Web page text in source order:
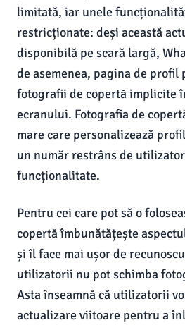
limitată, iar unele
restricționate: deși această
disponibilă pe scară largă,
de asemenea, pagina de profil
fotografii de copertă implicite
ecranului. Fotografia de
mare care personalizează
un număr restrâns de
funcționalitate.
Pentru cei care pot să o
copertă îmbunătățește
și îl face mai ușor de
utilizatorii nu pot schimba
Asta înseamnă că utilizatorii
actualizare viitoare pentru a